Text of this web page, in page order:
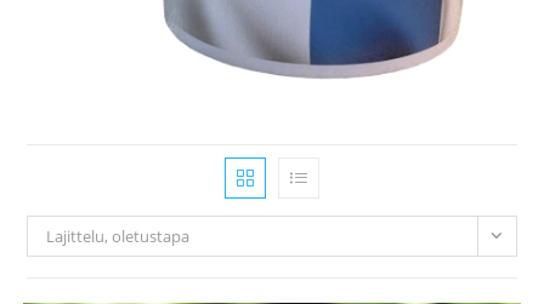
Lajittelu, oletustapa